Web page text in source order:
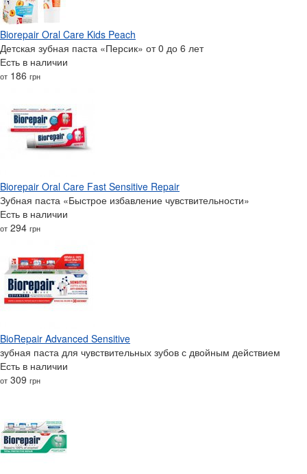
Biorepair Oral Care Kids Peach
Детская зубная паста «Персик» от 0 до 6 лет
Есть в наличии
от 186 грн
Biorepair Oral Care Fast Sensitive Repair
Зубная паста «Быстрое избавление чувствительности»
Есть в наличии
от 294 грн
BioRepair Advanced Sensitive
зубная паста для чувствительных зубов с двойным действием
Есть в наличии
от 309 грн